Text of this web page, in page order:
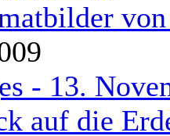
- 13.
auf die